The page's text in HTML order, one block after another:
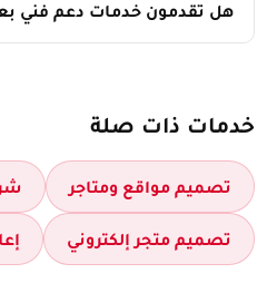
هل تقدمون خدمات دعم فني
خدمات ذات صلة
تصميم مواقع ومتاجر
تصميم متجر إلكتروني